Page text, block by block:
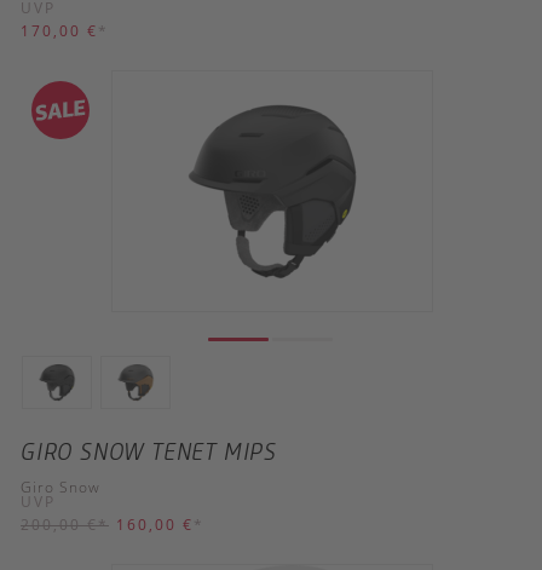
UVP
170,00 € *
GIRO SNOW TENET MIPS
Giro Snow
UVP
200,00 €* 160,00 € *